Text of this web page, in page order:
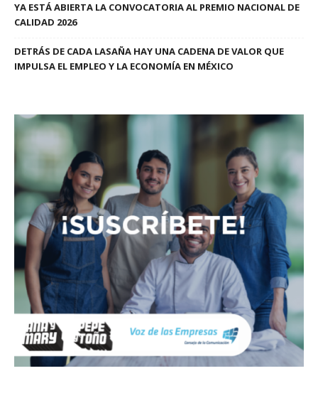
YA ESTÁ ABIERTA LA CONVOCATORIA AL PREMIO NACIONAL DE
CALIDAD 2026
DETRÁS DE CADA LASAÑA HAY UNA CADENA DE VALOR QUE
IMPULSA EL EMPLEO Y LA ECONOMÍA EN MÉXICO